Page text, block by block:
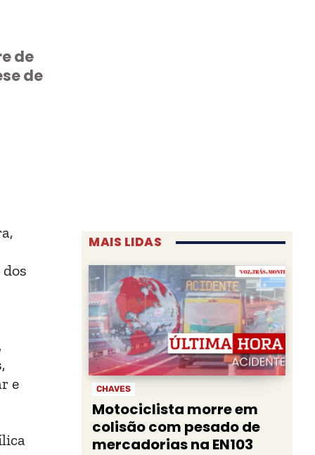
de
de
e
MAIS LIDAS
CHAVES
Motociclista morre em
colisão com pesado de
mercadorias na EN103